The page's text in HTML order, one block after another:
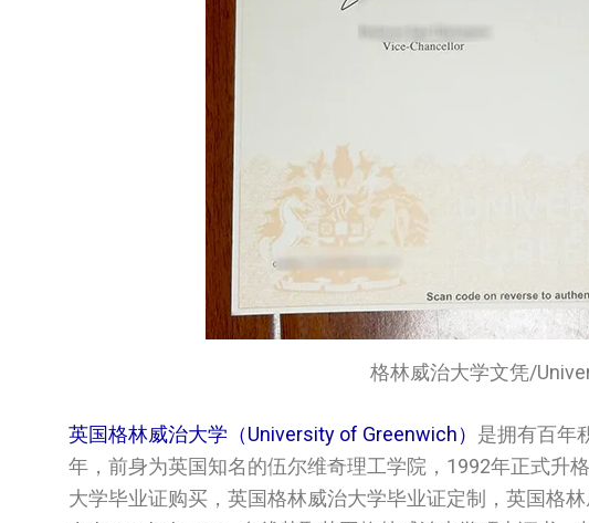
格林威治大学文凭/
英国格林威治大学（University of Greenwich） 是拥有百年
年，前身为英国知名的伍尔维奇理工学院，1992年正式升格
大学‌‌‌毕业证购买，英国‌格林威治大学‌‌‌毕业证定制，英国‌格